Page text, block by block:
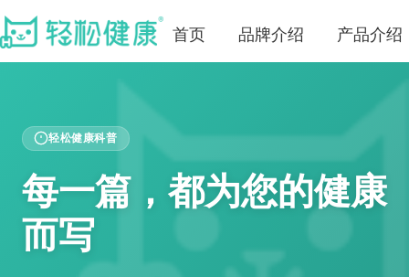
首页 品牌介绍 产品介绍
轻松健康科普
每一篇，都为您的健康
而写